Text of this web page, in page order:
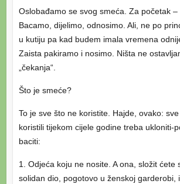
Oslobađamo se svog smeća. Za početak –
Bacamo, dijelimo, odnosimo. Ali, ne po
u kutiju pa kad budem imala vremena
Zaista pakiramo i nosimo. Ništa ne
„čekanja“.
Što je smeće?
To je sve što ne koristite. Hajde, ovako:
koristili tijekom cijele godine treba ukloniti-
baciti:
1. Odjeća koju ne nosite. A ona, složit ćete
solidan dio, pogotovo u ženskoj garderobi,